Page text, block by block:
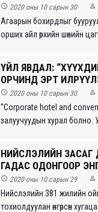
 2020 оны 10 сарын 30 
Агаарын бохирдлыг
орших айл өрхийн шөнийн
ҮЙЛ ЯВДАЛ:
ОРЧИНД ЭРТ
 2020 оны 10 сарын 30 
“Corporate hotel and
залуучуудын хурал болно.
НИЙСЛЭЛИЙН ЗАСАГ
ГАДАС ОДОНГООР
 2020 оны 10 сарын 29 
Нийслэлийн 381 жилийн ойн
тохиолдуулан өнгөрсөн